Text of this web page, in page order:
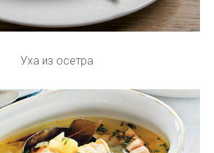
Уха из осетра